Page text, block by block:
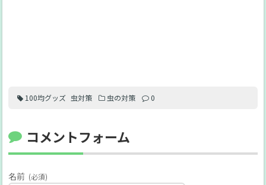
100均グッズ 虫対策 虫の対策 0
コメントフォーム
名前 (必須)